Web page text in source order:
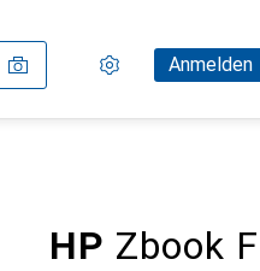
Einstellungen
KundenkontoAnmelden
Vergleichslisten
Merklisten
Warenkorb
HP Zbook